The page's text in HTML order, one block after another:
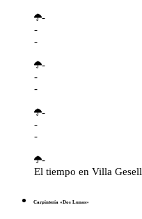
-
-
-
-
-
-
-
-
-
-
El tiempo en Villa Gesell
Carpintería «Dos Lunas»